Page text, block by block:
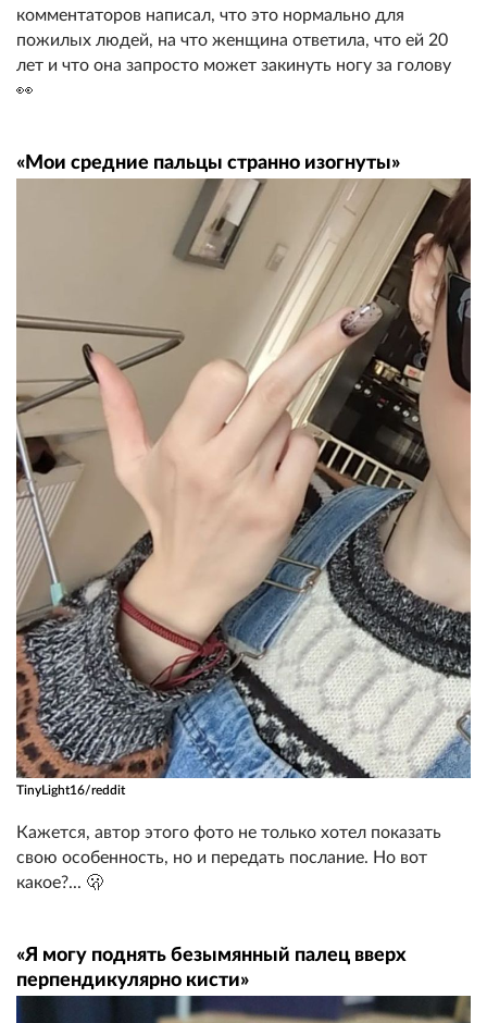
комментаторов написал, что это нормально для
пожилых людей, на что женщина ответила, что ей 20
лет и что она запросто может закинуть ногу за голову
👀
«Мои средние пальцы странно изогнуты»
TinyLight16/reddit
Кажется, автор этого фото не только хотел показать
свою особенность, но и передать послание. Но вот
какое?... 🫢
«Я могу поднять безымянный палец вверх
перпендикулярно кисти»